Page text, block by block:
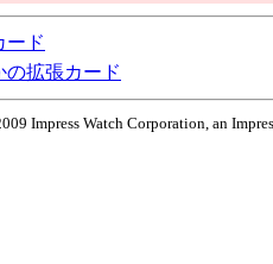
ード
の拡張カード
Impress Watch Corporation, an